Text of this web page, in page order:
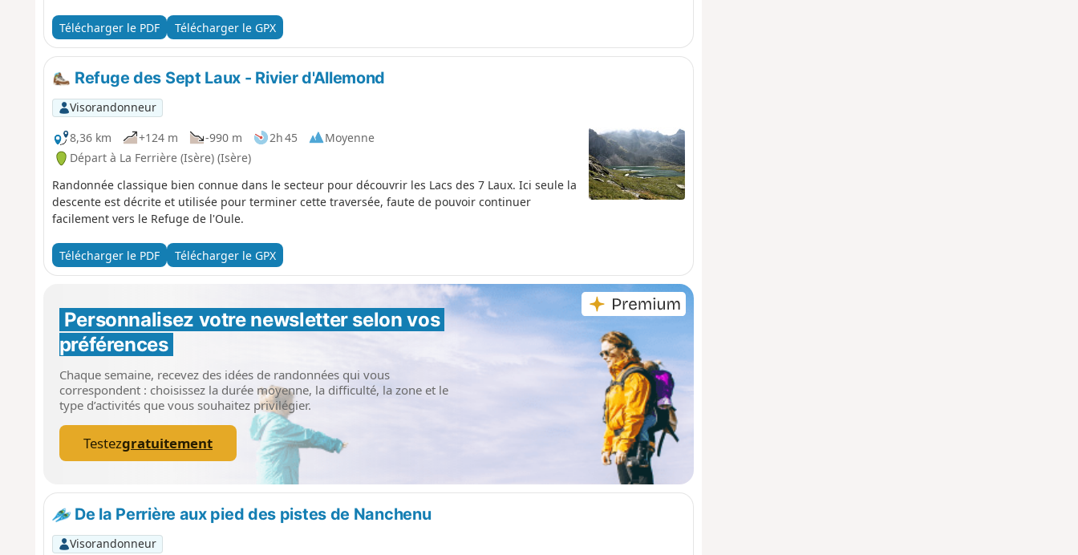
Télécharger le PDF Télécharger le GPX
Refuge des Sept Laux - Rivier d'Allemond
Visorandonneur
8,36 km
+124 m -990 m 2h 45
Moyenne
Départ à La Ferrière (Isère) (Isère)
Randonnée classique bien connue dans le secteur pour découvrir les Lacs des 7 Laux. Ici seule la
descente est décrite et utilisée pour terminer cette traversée, faute de pouvoir continuer
facilement vers le Refuge de l'Oule.
Télécharger le PDF Télécharger le GPX
Personnalisez votre newsletter selon vos
préférences
Chaque semaine, recevez des idées de randonnées qui vous
correspondent : choisissez la durée moyenne, la difficulté, la zone et le
type d’activités que vous souhaitez privilégier.
Testezgratuitement
De la Perrière aux pied des pistes de Nanchenu
Visorandonneur